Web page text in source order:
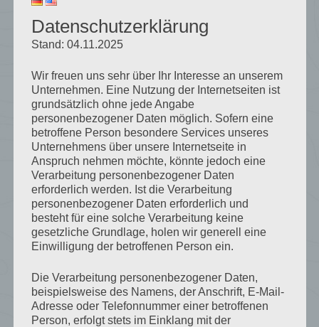
Datenschutzerklärung
Stand: 04.11.2025
Wir freuen uns sehr über Ihr Interesse an unserem
Unternehmen. Eine Nutzung der Internetseiten ist
grundsätzlich ohne jede Angabe
personenbezogener Daten möglich. Sofern eine
betroffene Person besondere Services unseres
Unternehmens über unsere Internetseite in
Anspruch nehmen möchte, könnte jedoch eine
Verarbeitung personenbezogener Daten
erforderlich werden. Ist die Verarbeitung
personenbezogener Daten erforderlich und
besteht für eine solche Verarbeitung keine
gesetzliche Grundlage, holen wir generell eine
Einwilligung der betroffenen Person ein.
Die Verarbeitung personenbezogener Daten,
beispielsweise des Namens, der Anschrift, E-Mail-
Adresse oder Telefonnummer einer betroffenen
Person, erfolgt stets im Einklang mit der